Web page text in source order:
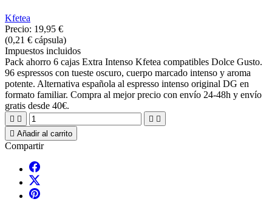
Kfetea
Precio: 19,95 €
(0,21 € cápsula)
Impuestos incluidos
Pack ahorro 6 cajas Extra Intenso Kfetea compatibles Dolce Gusto.
96 espressos con tueste oscuro, cuerpo marcado intenso y aroma
potente. Alternativa española al espresso intenso original DG en
formato familiar. Compra al mejor precio con envío 24-48h y envío
gratis desde 40€.
   
 Añadir al carrito
Compartir